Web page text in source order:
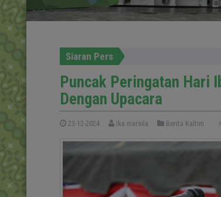
Siaran Pers
Puncak Peringatan Hari
Dengan Upacara
23-12-2024 Ika marsila Berita Kaltim